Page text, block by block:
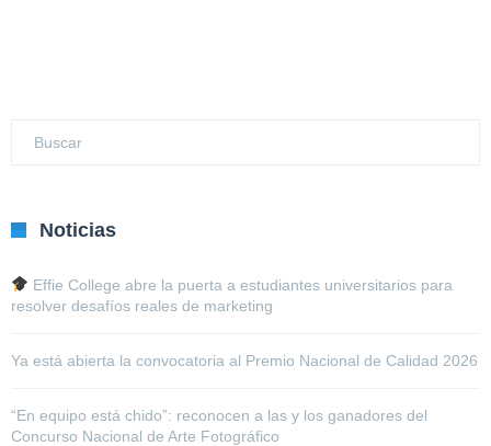
Noticias
Effie College abre la puerta a estudiantes universitarios para
resolver desafíos reales de marketing
Ya está abierta la convocatoria al Premio Nacional de Calidad 2026
“En equipo está chido”: reconocen a las y los ganadores del
Concurso Nacional de Arte Fotográfico